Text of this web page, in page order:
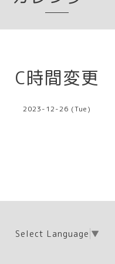
C時間変更
2023-12-26 (Tue)
Select Language ▼